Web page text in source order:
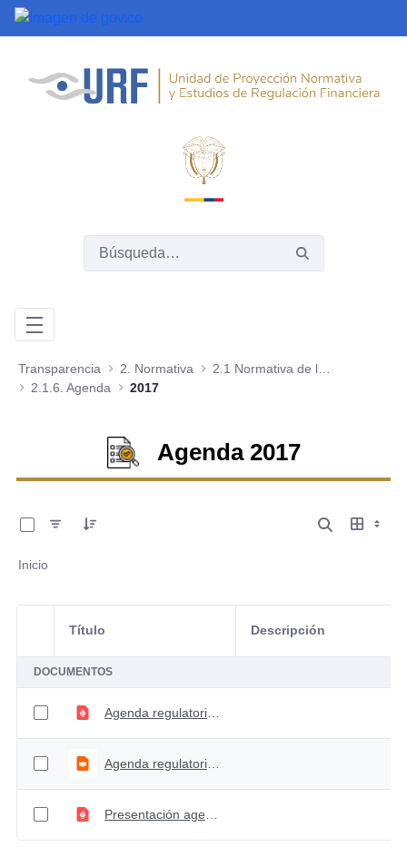
Saltar al contenido principal
Transparencia 2. Normativa
2.1 Normativa de la entidad o autoridad
2.1.6. Agenda
2017
Agenda 2017
Inicio
Selección del elemento
Título Descripción
DOCUMENTOS
Agenda regulatoria 2017 - Versión 2
Agenda regulatoria 2017